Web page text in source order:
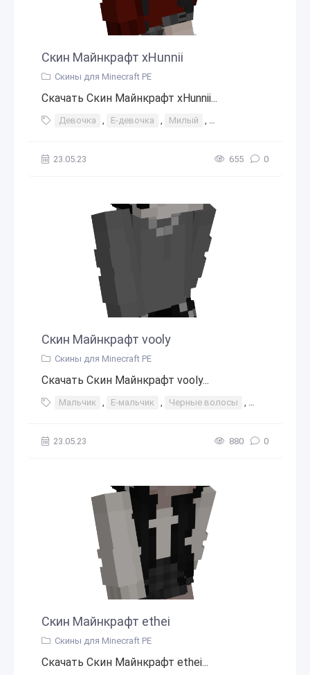
Скин Майнкрафт xHunnii
Скины для Minecraft PE
Скачать Скин Майнкрафт xHunnii...
Девочка , Е-девочка , Милый , Черные волосы
23.05.23 655 0
Скин Майнкрафт vooly
Скины для Minecraft PE
Скачать Скин Майнкрафт vooly...
Мальчик , E-мальчик , Черные волосы , Серый
23.05.23 880 0
Скин Майнкрафт ethei
Скины для Minecraft PE
Скачать Скин Майнкрафт ethei...